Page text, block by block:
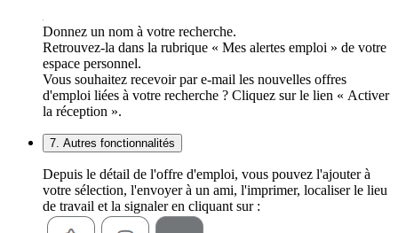
Donnez un nom à votre recherche.
Retrouvez-la dans la rubrique « Mes alertes emploi » de votre
espace personnel.
Vous souhaitez recevoir par e-mail les nouvelles offres
d'emploi liées à votre recherche ? Cliquez sur le lien « Activer
la réception ».
7. Autres fonctionnalités
Depuis le détail de l'offre d'emploi, vous pouvez l'ajouter à
votre sélection, l'envoyer à un ami, l'imprimer, localiser le lieu
de travail et la signaler en cliquant sur :